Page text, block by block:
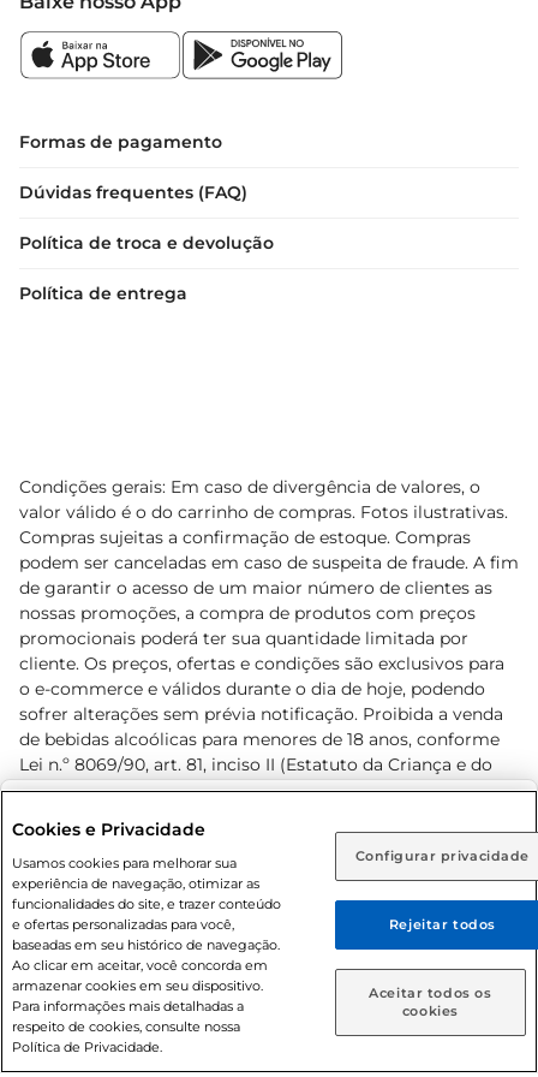
Rio de Janeiro (RJ) Goiás (GO)
Ou
Caso queira comprar online, informe como deseja receber
suas compras:
Entrega em casa Retire em Loja
Formas de pagamento
Dúvidas frequentes (FAQ)
Política de troca e devolução
Política de entrega
Condições gerais: Em caso de divergência de valores, o
valor válido é o do carrinho de compras. Fotos ilustrativas.
Compras sujeitas a confirmação de estoque. Compras
podem ser canceladas em caso de suspeita de fraude. A fim
de garantir o acesso de um maior número de clientes as
nossas promoções, a compra de produtos com preços
promocionais poderá ter sua quantidade limitada por
cliente. Os preços, ofertas e condições são exclusivos para
o e-commerce e válidos durante o dia de hoje, podendo
sofrer alterações sem prévia notificação. Proibida a venda
de bebidas alcoólicas para menores de 18 anos, conforme
Lei n.º 8069/90, art. 81, inciso II (Estatuto da Criança e do
Adolescente). Preços e condições exclusivos para o
prévio. O valor mínimo para as compras on-line é de R$
80,00.
© 2026 Copyright. Todos os direitos
reservados Prezunic.
Cookies e Privacidade
Usamos cookies para melhorar sua
experiência de navegação, otimizar as
funcionalidades do site, e trazer conteúdo
e ofertas personalizadas para você,
baseadas em seu histórico de navegação.
Ao clicar em aceitar, você concorda em
armazenar cookies em seu dispositivo.
Para informações mais detalhadas a
respeito de cookies, consulte nossa
Política de Privacidade.
Configurar privacidade
Rejeitar todos
Aceitar todos os
cookies